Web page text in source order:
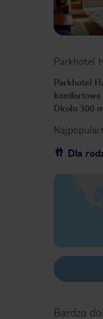
Parkhotel
Parkhotel
komfortowe
Około 300
Dla
Bardzo